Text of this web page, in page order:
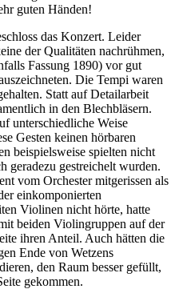
guten Händen!
das Konzert. Leider
der Qualitäten nachrühmen,
Fassung 1890) vor gut
Die Tempi waren
Statt auf Detailarbeit
in den Blechbläsern.
unterschiedliche Weise
Gesten keinen hörbaren
beispielsweise spielten nicht
geradezu gestreichelt wurden.
vom Orchester mitgerissen als
einkomponierten
Violinen nicht hörte, hatte
beiden Violingruppen auf der
ihren Anteil. Auch hätten die
Ende von Wetzens
den Raum besser gefüllt,
gekommen.